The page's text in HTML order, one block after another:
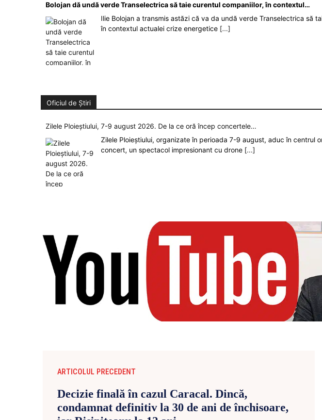
Bolojan dă undă verde Transelectrica să taie curentul companiilor, în contextul…
Ilie Bolojan a transmis astăzi că va da undă verde Transelectrica să
în contextul actualei crize energetice [...]
Oficiul de Știri
Zilele Ploieștiului, 7-9 august 2026. De la ce oră încep concertele…
Zilele Ploieștiului, organizate în perioada 7-9 august, aduc în centrul
concert, un spectacol impresionant cu drone [...]
ARTICOLUL PRECEDENT
Decizie finală în cazul Caracal. Dincă,
condamnat definitiv la 30 de ani de închisoare,